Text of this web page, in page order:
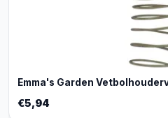
Emma's Garden
€5,94